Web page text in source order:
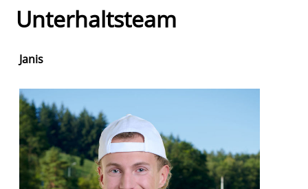
Unterhaltsteam
Janis